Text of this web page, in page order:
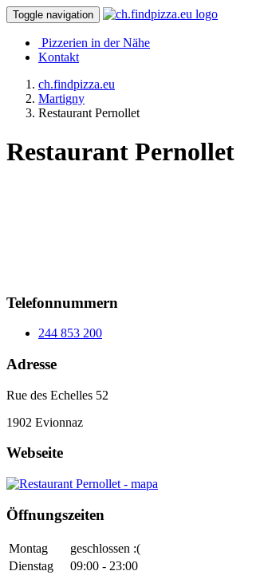
Toggle navigation
Pizzerien in der Nähe
Kontakt
ch.findpizza.eu
Martigny
Restaurant Pernollet
Restaurant Pernollet
Telefonnummern
244 853 200
Adresse
Rue des Echelles 52
1902 Evionnaz
Webseite
Öffnungszeiten
Montag
geschlossen :(
Dienstag
09:00 - 23:00